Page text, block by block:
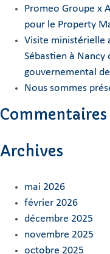
Promeo Groupe x
pour le Property
Visite ministérielle
Sébastien à Nancy
gouvernemental
Nous sommes
Archives
mai 2026
février 2026
décembre 2025
novembre 2025
octobre 2025